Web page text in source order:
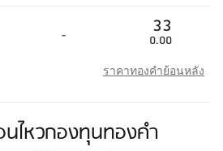
- 33
0.00
ราคาทองคำย้อนหลัง
นไหวกองทุนทองคำ